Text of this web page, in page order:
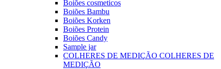
Boiões cosmeticos
Boiões Bambu
Boiões Korken
Boiões Protein
Boiões Candy
Sample jar
COLHERES DE MEDIÇÃO COLHERES DE
MEDIÇÃO